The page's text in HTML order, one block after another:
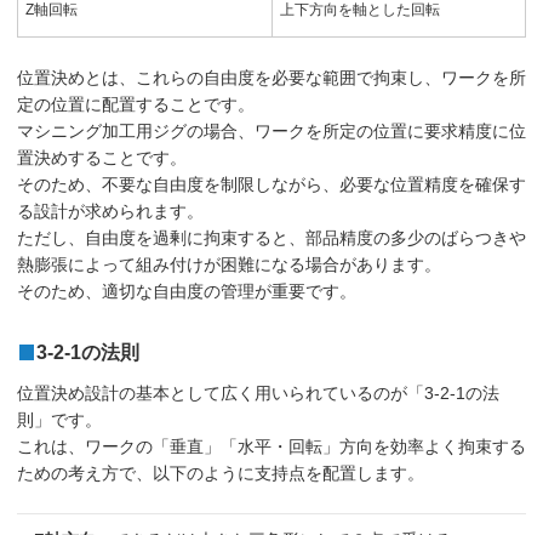
Z軸回転 上下方向を軸とした回転
位置決めとは、これらの自由度を必要な範囲で拘束し、ワークを所
定の位置に配置することです。
マシニング加工用ジグの場合、ワークを所定の位置に要求精度に位
置決めすることです。
そのため、不要な自由度を制限しながら、必要な位置精度を確保す
る設計が求められます。
ただし、自由度を過剰に拘束すると、部品精度の多少のばらつきや
熱膨張によって組み付けが困難になる場合があります。
そのため、適切な自由度の管理が重要です。
3-2-1の法則
位置決め設計の基本として広く用いられているのが「3-2-1の法
則」です。
これは、ワークの「垂直」「水平・回転」方向を効率よく拘束する
ための考え方で、以下のように支持点を配置します。